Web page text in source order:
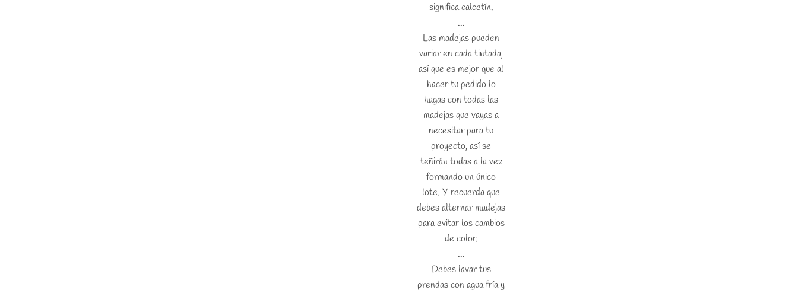
significa calcetín.
...
Las madejas pueden
variar en cada tintada,
así que es mejor que al
hacer tu pedido lo
hagas con todas las
madejas que vayas a
necesitar para tu
proyecto, así se
teñirán todas a la vez
formando un único
lote. Y recuerda que
debes alternar madejas
para evitar los cambios
de color.
...
Debes lavar tus
prendas con agua fría y